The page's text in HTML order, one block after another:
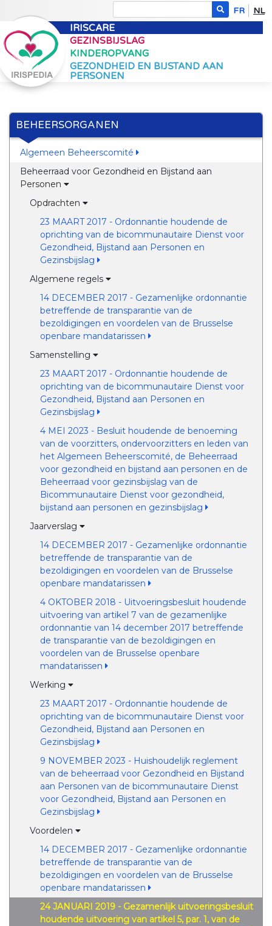
FR NL
IRISCARE
GEZINSBIJSLAG
KINDEROPVANG
GEZONDHEID EN BIJSTAND AAN
PERSONEN
BEHEERSORGANEN
Algemeen Beheerscomité
Beheerraad voor Gezondheid en Bijstand aan
Personen
Opdrachten
23 MAART 2017 - Ordonnantie houdende de
oprichting van de bicommunautaire Dienst voor
Gezondheid, Bijstand aan Personen en
Gezinsbijslag
Algemene regels
14 DECEMBER 2017 - Gezamenlijke ordonnantie
betreffende de transparantie van de
bezoldigingen en voordelen van de Brusselse
openbare mandatarissen
Samenstelling
23 MAART 2017 - Ordonnantie houdende de
oprichting van de bicommunautaire Dienst voor
Gezondheid, Bijstand aan Personen en
Gezinsbijslag
4 MEI 2023 - Besluit houdende de benoeming
van de voorzitters, ondervoorzitters en leden van
het Algemeen Beheerscomité, de Beheerraad
voor gezondheid en bijstand aan personen en de
Beheerraad voor gezinsbijslag van de
Bicommunautaire Dienst voor gezondheid,
bijstand aan personen en gezinsbijslag
Jaarverslag
14 DECEMBER 2017 - Gezamenlijke ordonnantie
betreffende de transparantie van de
bezoldigingen en voordelen van de Brusselse
openbare mandatarissen
4 OKTOBER 2018 - Uitvoeringsbesluit houdende
uitvoering van artikel 7 van de gezamenlijke
ordonnantie van 14 december 2017 betreffende
de transparantie van de bezoldigingen en
voordelen van de Brusselse openbare
mandatarissen
Werking
23 MAART 2017 - Ordonnantie houdende de
oprichting van de bicommunautaire Dienst voor
Gezondheid, Bijstand aan Personen en
Gezinsbijslag
9 NOVEMBER 2023 - Huishoudelijk reglement
van de beheerraad voor Gezondheid en Bijstand
aan Personen van de bicommunautaire Dienst
voor Gezondheid, Bijstand aan Personen en
Gezinsbijslag
Voordelen
14 DECEMBER 2017 - Gezamenlijke ordonnantie
betreffende de transparantie van de
bezoldigingen en voordelen van de Brusselse
openbare mandatarissen
24 JANUARI 2019 - Gezamenlijk uitvoeringsbesluit
houdende uitvoering van artikel 5, par. 1, van de